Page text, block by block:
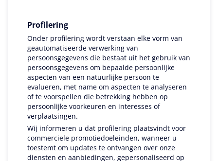
Profilering
Onder profilering wordt verstaan elke vorm van
geautomatiseerde verwerking van
persoonsgegevens die bestaat uit het gebruik van
persoonsgegevens om bepaalde persoonlijke
aspecten van een natuurlijke persoon te
evalueren, met name om aspecten te analyseren
of te voorspellen die betrekking hebben op
persoonlijke voorkeuren en interesses of
verplaatsingen.
Wij informeren u dat profilering plaatsvindt voor
commerciele promotiedoeleinden, wanneer u
toestemt om updates te ontvangen over onze
diensten en aanbiedingen, gepersonaliseerd op